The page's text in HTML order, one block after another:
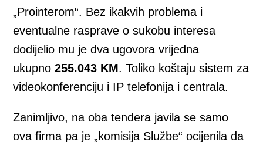
„Prointerom“. Bez ikakvih problema i
eventualne rasprave o sukobu interesa
dodijelio mu je dva ugovora vrijedna
ukupno255.043 KM. Toliko koštaju sistem za
videokonferenciju i IP telefonija i centrala.
Zanimljivo, na oba tendera javila se samo
ova firma pa je „komisija Službe“ ocijenila da